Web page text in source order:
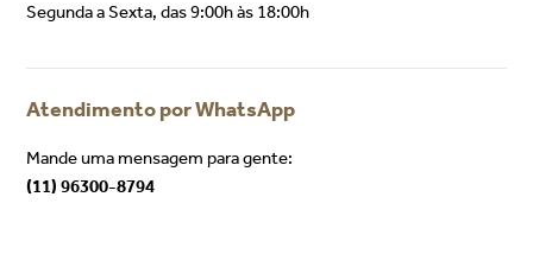
Segunda a Sexta, das 9:00h às 18:00h
Atendimento por WhatsApp
Mande uma mensagem para gente:
(11) 96300-8794